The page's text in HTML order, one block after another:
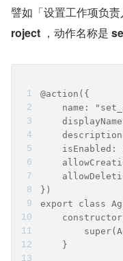
譬如「设置工作项负
roject ，动作名称是
@action({
name:
displayName:
description:
isEnabled:
})
export class
    }